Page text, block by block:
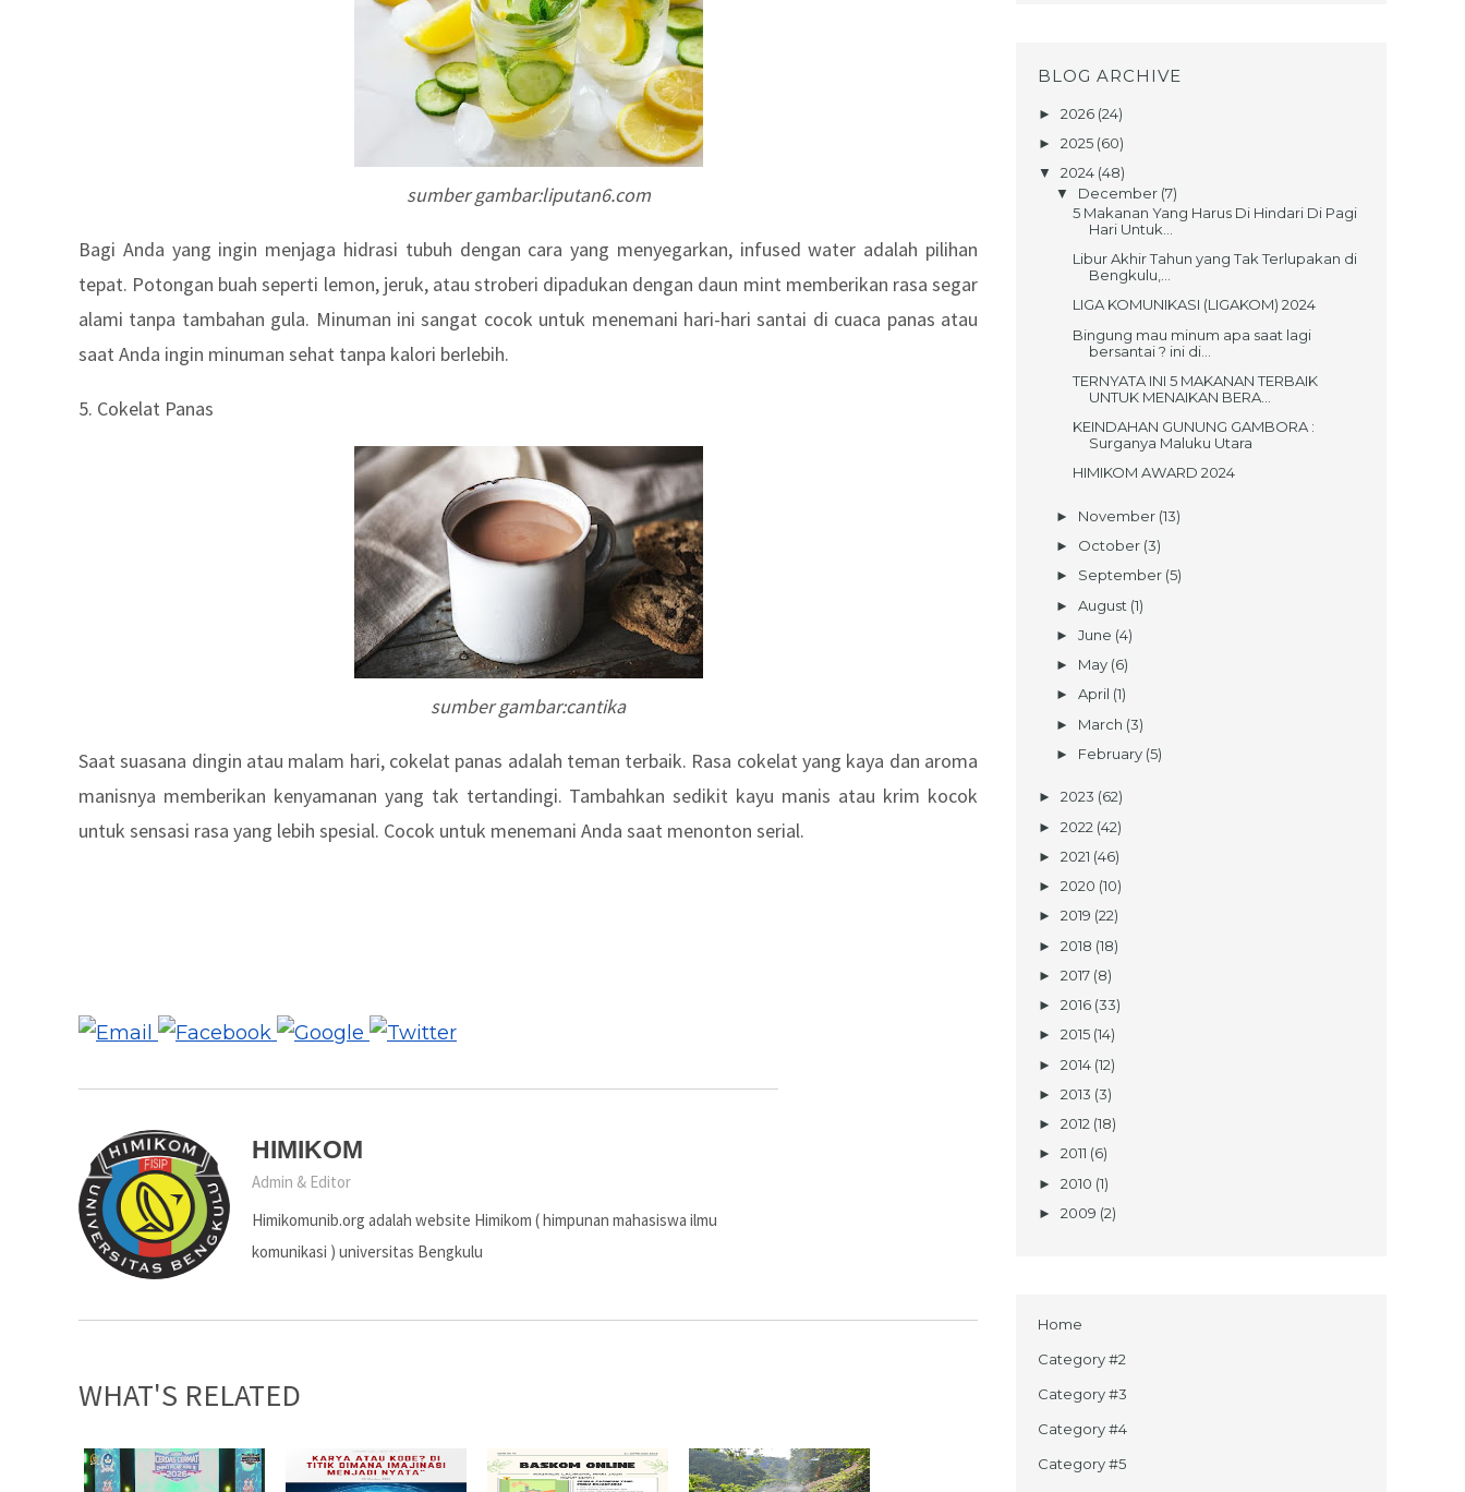
sumber gambar:liputan6.com
Bagi Anda yang ingin menjaga hidrasi tubuh dengan cara yang menyegarkan, infused water adalah pilihan
tepat. Potongan buah seperti lemon, jeruk, atau stroberi dipadukan dengan daun mint memberikan rasa segar
alami tanpa tambahan gula. Minuman ini sangat cocok untuk menemani hari-hari santai di cuaca panas atau
saat Anda ingin minuman sehat tanpa kalori berlebih.
5. Cokelat Panas
sumber gambar:cantika
Saat suasana dingin atau malam hari, cokelat panas adalah teman terbaik. Rasa cokelat yang kaya dan aroma
manisnya memberikan kenyamanan yang tak tertandingi. Tambahkan sedikit kayu manis atau krim kocok
untuk sensasi rasa yang lebih spesial. Cocok untuk menemani Anda saat menonton serial.
HIMIKOM
Admin & Editor
Himikomunib.org adalah website Himikom ( himpunan mahasiswa ilmu
komunikasi ) universitas Bengkulu
WHAT'S RELATED
BLOG ARCHIVE
► 2026 (24)
► 2025 (60)
▼ 2024 (48)
▼ December (7)
5 Makanan Yang Harus Di Hindari Di Pagi
Hari Untuk...
Libur Akhir Tahun yang Tak Terlupakan di
Bengkulu,...
LIGA KOMUNIKASI (LIGAKOM) 2024
Bingung mau minum apa saat lagi
bersantai ? ini di...
TERNYATA INI 5 MAKANAN TERBAIK
UNTUK MENAIKAN BERA...
KEINDAHAN GUNUNG GAMBORA :
Surganya Maluku Utara
HIMIKOM AWARD 2024
► November (13)
► October (3)
► September (5)
► August (1)
► June (4)
► May (6)
► April (1)
► March (3)
► February (5)
► 2023 (62)
► 2022 (42)
► 2021 (46)
► 2020 (10)
► 2019 (22)
► 2018 (18)
► 2017 (8)
► 2016 (33)
► 2015 (14)
► 2014 (12)
► 2013 (3)
► 2012 (18)
► 2011 (6)
► 2010 (1)
► 2009 (2)
Home
Category #2
Category #3
Category #4
Category #5